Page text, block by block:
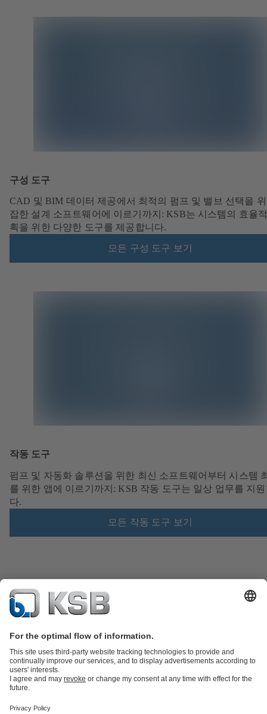
구성 도구
CAD 및 BIM 데이터 제공에서 최적의 펌프 및 밸브 선택을
잡한 설계 소프트웨어에 이르기까지: KSB는 시스템의 효율
획을 위한 다양한 도구를 제공합니다.
모든 구성 도구 보기
작동 도구
펌프 및 자동화 솔루션을 위한 최신 소프트웨어부터 시스템
를 위한 앱에 이르기까지: KSB 작동 도구는 일상 업무를 지
다.
모든 작동 도구 보기